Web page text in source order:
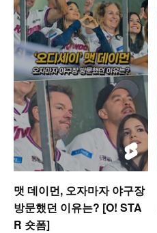
맷 데이먼, 오자마자 야구장
방문했던 이유는? [O! STA
R 숏폼]